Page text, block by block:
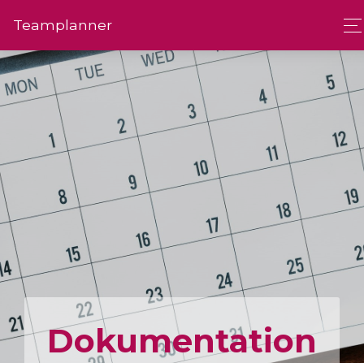
Team­planner
Dokumen­tation